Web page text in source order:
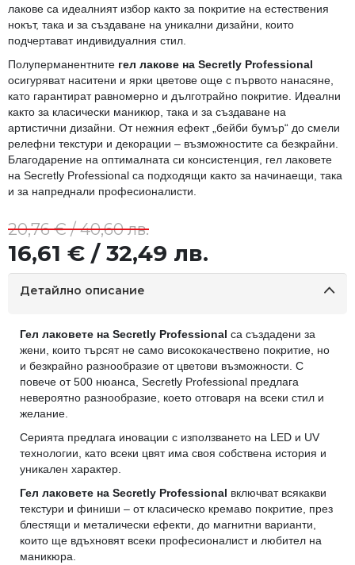
лакове са идеалният избор както за покритие на естествения
нокът, така и за създаване на уникални дизайни, които
подчертават индивидуалния стил.
Полуперманентните гел лакове на Secretly Professional
осигуряват наситени и ярки цветове още с първото нанасяне,
като гарантират равномерно и дълготрайно покритие. Идеални
както за класически маникюр, така и за създаване на
артистични дизайни. От нежния ефект „бейби бумър“ до смели
релефни текстури и декорации – възможностите са безкрайни.
Благодарение на оптималната си консистенция, гел лаковете
на Secretly Professional са подходящи както за начинаещи, така
и за напреднали професионалисти.
16,61 € / 32,49 лв.
20,76 € / 40,60 лв.
Детайлно описание
Гел лаковете на Secretly Professional са създадени за
жени, които търсят не само висококачествено покритие, но
и безкрайно разнообразие от цветови възможности. С
повече от 500 нюанса, Secretly Professional предлага
невероятно разнообразие, което отговаря на всеки стил и
желание.
Серията предлага иновации с използването на LED и UV
технологии, като всеки цвят има своя собствена история и
уникален характер.
Гел лаковете на Secretly Professional включват всякакви
текстури и финиши – от класическо кремаво покритие, през
блестящи и металически ефекти, до магнитни варианти,
които ще вдъхновят всеки професионалист и любител на
маникюра.